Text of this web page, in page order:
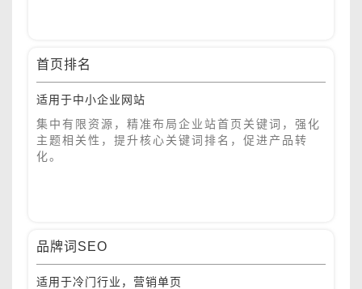
首页排名
适用于中小企业网站
集中有限资源，精准布局企业站首页关键词，强化
主题相关性，提升核心关键词排名，促进产品转
化。
品牌词SEO
适用于冷门行业，营销单页